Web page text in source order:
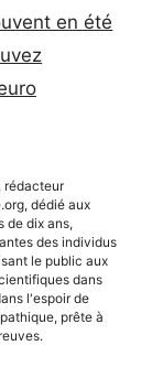
en été
rédacteur
dédié aux
de dix ans,
des individus
le public aux
dans
l'espoir de
prête à